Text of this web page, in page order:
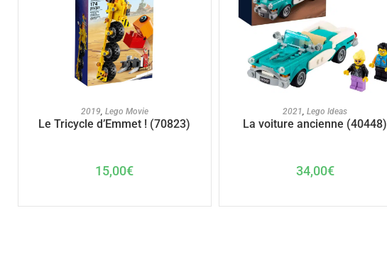
AJOUTER AU PANIER
2019, Lego Movie
Le Tricycle d’Emmet ! (70823)
15,00€
AJOUTER AU PANIER
2021,Lego Ideas
La voiture ancienne (40448)
34,00€